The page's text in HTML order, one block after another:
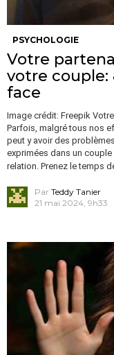
PSYCHOLOGIE
Votre
votre couple:
face
Image crédit: Freepik
Parfois, malgré tous nos
peut y avoir des
exprimées dans un
relation. Prenez le temps
Par Teddy Tanier
21 mai 2024, 9h33